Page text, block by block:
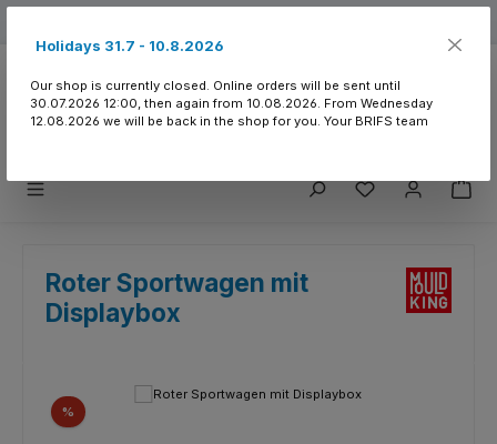
You have 0
Roter Sportwagen mit
Displaybox
Skip image gallery
% Discount
Holidays 31.7 - 10.8.2026
Our shop is currently closed. Online orders will be sent until
30.07.2026 12:00, then again from 10.08.2026. From Wednesday
12.08.2026 we will be back in the shop for you. Your BRIFS team